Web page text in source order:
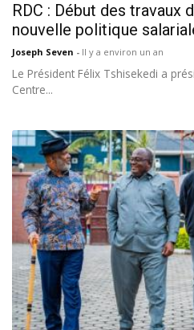
RDC : Début des travaux
nouvelle politique
Joseph Seven - Il y a environ un an
Le Président Félix Tshisekedi a
Centre...